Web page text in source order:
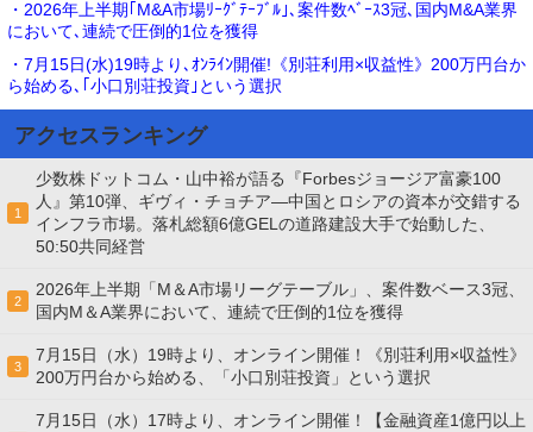
・2026年上半期｢M&A市場ﾘｰｸﾞﾃｰﾌﾞﾙ｣､案件数ﾍﾞｰｽ3冠､国内M&A業界
において､連続で圧倒的1位を獲得
・7月15日(水)19時より､ｵﾝﾗｲﾝ開催!《別荘利用×収益性》200万円台か
ら始める､｢小口別荘投資｣という選択
アクセスランキング
1
少数株ドットコム・山中裕が語る『Forbesジョージア富豪100
人』第10弾、ギヴィ・チョチア―中国とロシアの資本が交錯する
インフラ市場。落札総額6億GELの道路建設大手で始動した、
50:50共同経営
2
2026年上半期「M＆A市場リーグテーブル」、案件数ベース3冠、
国内M＆A業界において、連続で圧倒的1位を獲得
3
7月15日（水）19時より、オンライン開催！《別荘利用×収益性》
200万円台から始める、「小口別荘投資」という選択
7月15日（水）17時より、オンライン開催！【金融資産1億円以上